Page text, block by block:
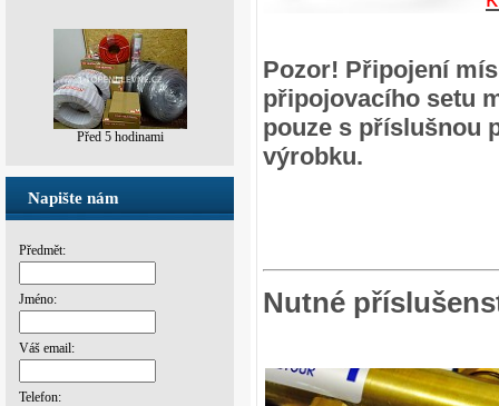
Před 2 dny
Napište nám
Předmět:
Jméno:
Váš email:
Telefon:
Pozor! Připojení
připojovacího setu
pouze s příslušnou
výrobku.
Nutné